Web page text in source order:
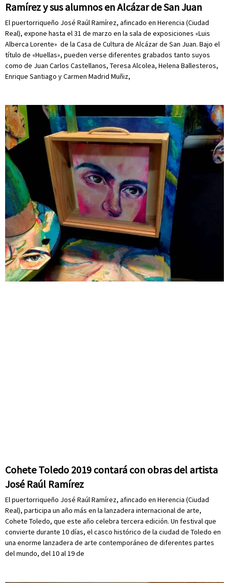
Ramírez y sus alumnos en Alcázar de San Juan
El puertorriqueño José Raúl Ramírez, afincado en Herencia (Ciudad
Real), expone hasta el 31 de marzo en la sala de exposiciones «Luis
Alberca Lorente» de la Casa de Cultura de Alcázar de San Juan. Bajo el
título de «Huellas», pueden verse diferentes grabados tanto suyos
como de Juan Carlos Castellanos, Teresa Alcolea, Helena Ballesteros,
Enrique Santiago y Carmen Madrid Muñiz,
Cohete Toledo 2019 contará con obras del artista
José Raúl Ramírez
El puertorriqueño José Raúl Ramírez, afincado en Herencia (Ciudad
Real), participa un año más en la lanzadera internacional de arte,
Cohete Toledo, que este año celebra tercera edición. Un festival que
convierte durante 10 días, el casco histórico de la ciudad de Toledo en
una enorme lanzadera de arte contemporáneo de diferentes partes
del mundo, del 10 al 19 de